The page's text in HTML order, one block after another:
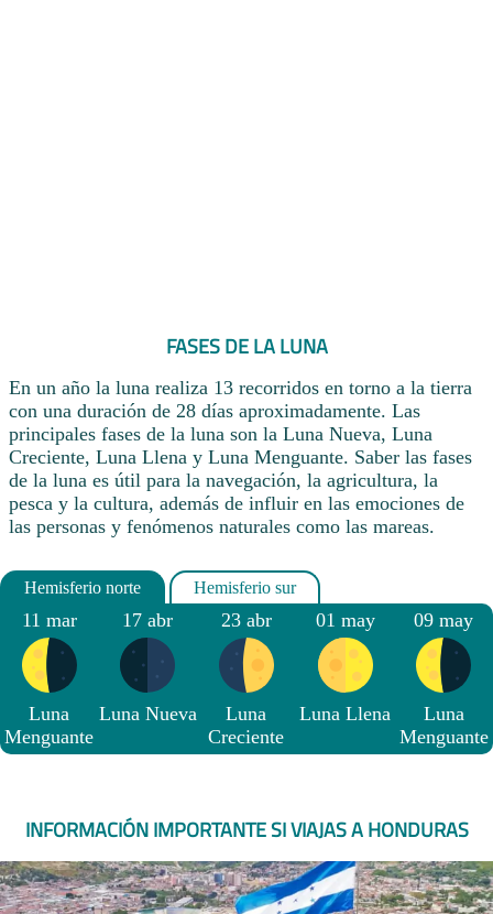
FASES DE LA LUNA
En un año la luna realiza 13 recorridos en torno a la tierra
con una duración de 28 días aproximadamente. Las
principales fases de la luna son la Luna Nueva, Luna
Creciente, Luna Llena y Luna Menguante. Saber las fases
de la luna es útil para la navegación, la agricultura, la
pesca y la cultura, además de influir en las emociones de
las personas y fenómenos naturales como las mareas.
11 mar
Luna
Menguante
17 abr
Luna Nueva
23 abr
Luna
Creciente
01 may
Luna Llena
09 may
Luna
Menguante
INFORMACIÓN IMPORTANTE SI VIAJAS A HONDURAS